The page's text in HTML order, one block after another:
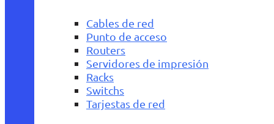
Cables de red
Punto de acceso
Routers
Servidores de impresión
Racks
Switchs
Tarjestas de red